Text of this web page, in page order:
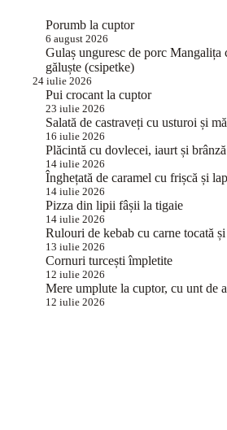
Porumb la cuptor
6 august 2026
Gulaș unguresc de porc Mangalița
găluște (csipetke)
24 iulie 2026
Pui crocant la cuptor
23 iulie 2026
Salată de castraveți cu usturoi și
16 iulie 2026
Plăcintă cu dovlecei, iaurt și brânză
14 iulie 2026
Înghețată de caramel cu frișcă și
14 iulie 2026
Pizza din lipii fâșii la tigaie
14 iulie 2026
Rulouri de kebab cu carne tocată
13 iulie 2026
Cornuri turcești împletite
12 iulie 2026
Mere umplute la cuptor, cu unt de
12 iulie 2026